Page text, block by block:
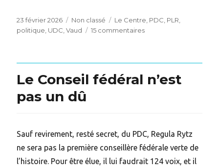
Posted
on
23 février 2026 Categories
Non classé Tags
Le Centre, PDC, PLR,
politique, UDC,Vaud 15 commentairessur
politiciennes
Le Conseil fédéral n’est
pas un dû
Sauf revirement, resté secret, du PDC, Regula Rytz
ne sera pas la première conseillère fédérale verte de
l’histoire. Pour être élue, il lui faudrait 124 voix, et il